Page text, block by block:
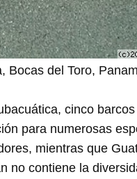
Bocas del Toro,
cinco
para numerosas
mientras que
no contiene la